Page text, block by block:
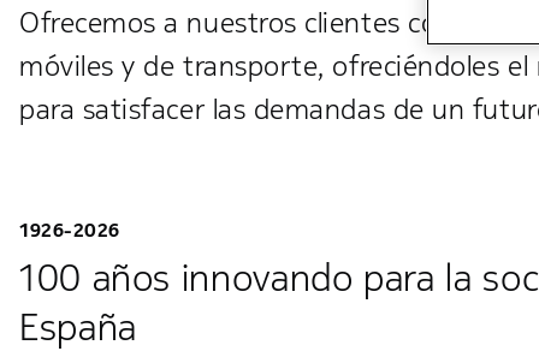
Ofrecemos a nuestros clientes
móviles y de transporte, ofreciéndoles
para satisfacer las demandas de un
1926-2026
100 años innovando para la
España